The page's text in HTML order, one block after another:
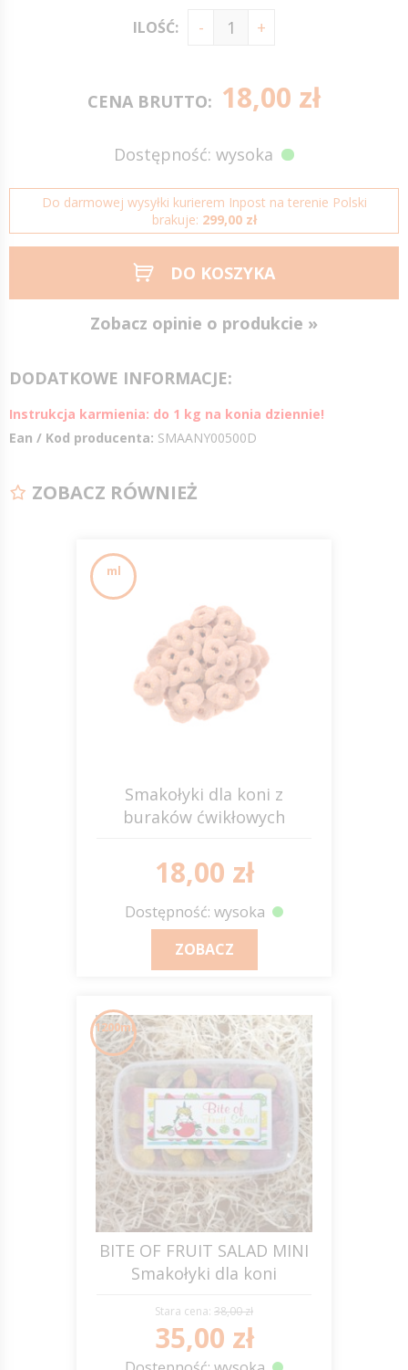
ILOŚĆ:
CENA BRUTTO: 18,00 zł
Dostępność: wysoka
Do darmowej wysyłki kurierem Inpost na terenie Polski
brakuje: 299,00 zł
DO KOSZYKA
Zobacz opinie o produkcie »
DODATKOWE INFORMACJE:
Instrukcja karmienia: do 1 kg na konia dziennie!
Ean / Kod producenta: SMAANY00500D
ZOBACZ RÓWNIEŻ
ml
Smakołyki dla koni z
buraków ćwikłowych
18,00 zł
Dostępność: wysoka
ZOBACZ
1200ml
BITE OF FRUIT SALAD MINI
Smakołyki dla koni
Stara cena: 38,00 zł
35,00 zł